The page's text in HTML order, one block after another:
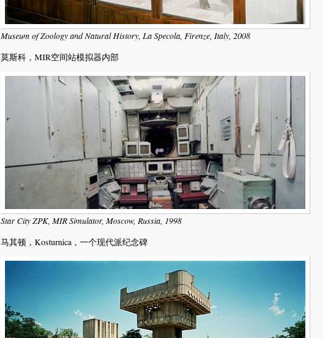
Museum of Zoology and Natural History, La Specola, Firenze, Italy, 2008
莫斯科，MIR空间站模拟器内部
Star City ZPK, MIR Simulator, Moscow, Russia, 1998
马其顿，Kosturnica，一个现代派纪念碑